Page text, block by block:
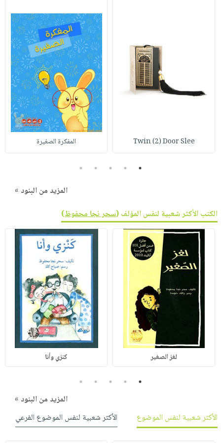
Twin (2) Door Slee المفكرة الصغيرة
1
2
3
4
5
المزيد من البنود »
الكتب الأكثر شعبية لنفس المؤلف (سحر نجا محفوظ)
لغز الصغير كنزي وأنا
1
2
3
4
5
المزيد من البنود »
الأكثر شعبية لنفس الموضوع
الأكثر شعبية لنفس الموضوع الفرعي